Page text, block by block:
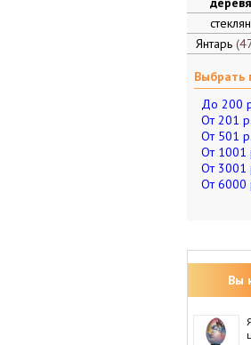
Янтарь
Выбрать
До 200
От 201
От 501
От 1001
От 3001
От 6000
Вы